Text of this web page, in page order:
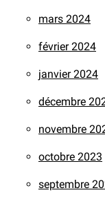
mars 2024
février 2024
janvier 2024
décembre
novembre
octobre 2023
septembre